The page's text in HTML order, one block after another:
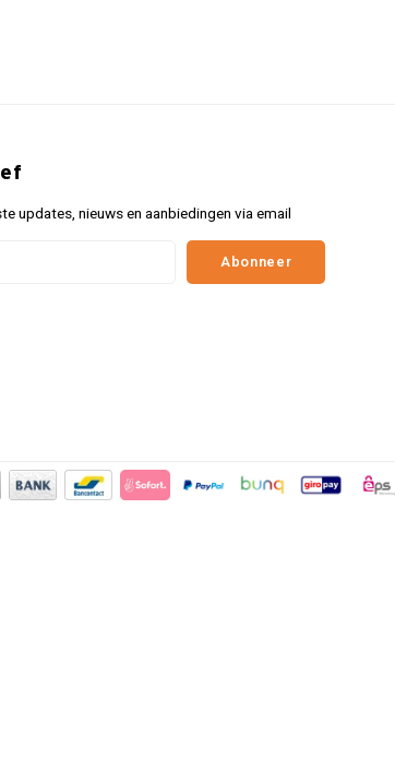
updates, nieuws en aanbiedingen via email
Abonneer